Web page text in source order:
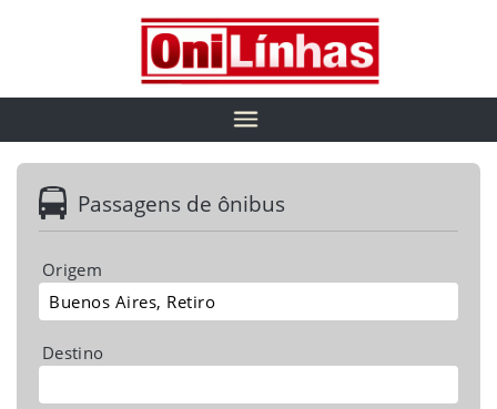
Passagens de ônibus
Origem
Destino